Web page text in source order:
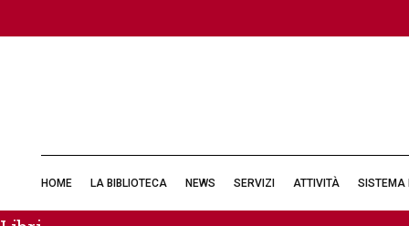
HOME LA BIBLIOTECA NEWS SERVIZI ATTIVITÀ SISTEMA
Favole al telefono